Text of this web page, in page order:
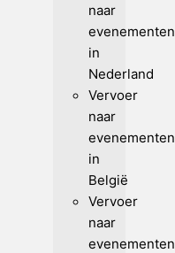
naar
evenementen
in
Nederland
Vervoer
naar
evenementen
in
België
Vervoer
naar
evenementen